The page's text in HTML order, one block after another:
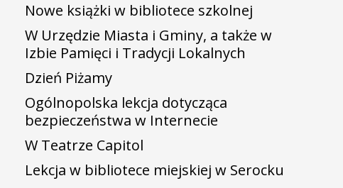
Nowe książki w bibliotece szkolnej
W Urzędzie Miasta i Gminy, a także w
Izbie Pamięci i Tradycji Lokalnych
Dzień Piżamy
Ogólnopolska lekcja dotycząca
bezpieczeństwa w Internecie
W Teatrze Capitol
Lekcja w bibliotece miejskiej w Serocku